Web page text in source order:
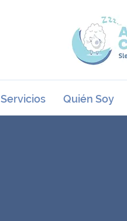
Servicios Quién Soy